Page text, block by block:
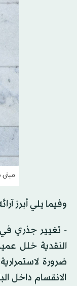
مبنى
وفيما يلي أبرز
ضرورة
الانقسام داخل